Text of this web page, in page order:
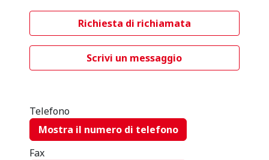
Richiesta di richiamata
Scrivi un messaggio
Telefono
Mostra il numero di telefono
Fax